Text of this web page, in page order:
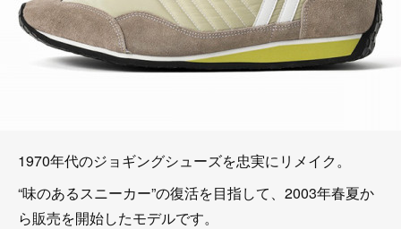
1970年代のジョギングシューズを忠実にリメイク。
“味のあるスニーカー”の復活を目指して、2003年春夏か
ら販売を開始したモデルです。